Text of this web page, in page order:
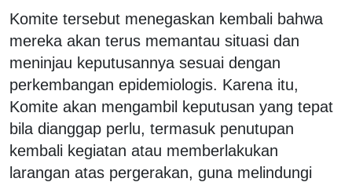
Komite tersebut menegaskan kembali bahwa
mereka akan terus memantau situasi dan
meninjau keputusannya sesuai dengan
perkembangan epidemiologis. Karena itu,
Komite akan mengambil keputusan yang tepat
bila dianggap perlu, termasuk penutupan
kembali kegiatan atau memberlakukan
larangan atas pergerakan, guna melindungi